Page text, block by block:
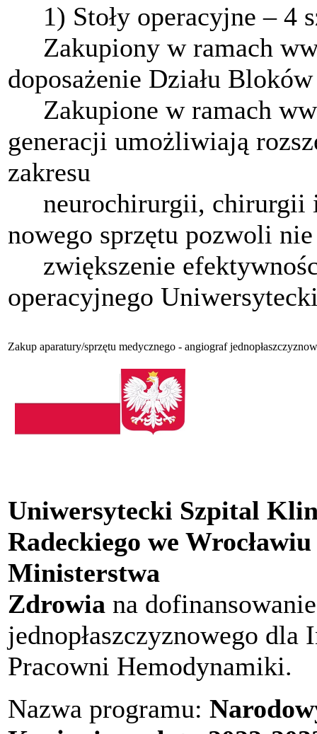
1) Stoły operacyjne – 4
Zakupiony w ramach
doposażenie Działu
Zakupione w ramach
generacji umożliwiają
zakresu
neurochirurgii, chirurgii i
nowego sprzętu pozwoli
zwiększenie
operacyjnego
Zakup aparatury/sprzętu medycznego - angiograf
Uniwersytecki Szpital
Radeckiego we
Ministerstwa
Zdrowia na
jednopłaszczyznowego dla
Pracowni Hemodynamiki.
Nazwa programu: